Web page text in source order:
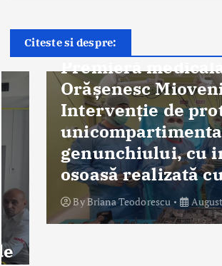
Citeste si despre:
Știri
Premieră medicală la
Orășenesc Mioveni:
Intervenţie de
unicompartimentală a
genunchiului, cu
osoasă realizată cu
Briana Teodorescu August 6, 2026